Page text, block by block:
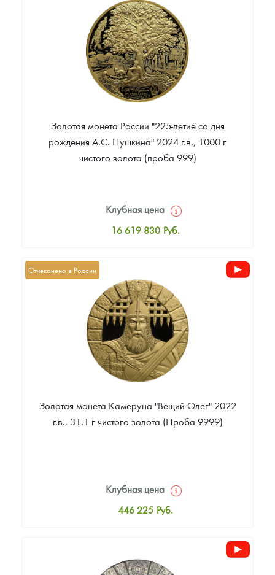
Цена выкупа
Звоните
Золотая монета России "225-летие со дня
рождения А.С. Пушкина" 2024 г.в., 1000 г
чистого золота (проба 999)
Клубная цена
16 619 830 Руб.
Цена выкупа
Звоните
Отчеканено в России
Золотая монета Камеруна "Вещий Олег" 2022
г.в., 31.1 г чистого золота (Проба 9999)
Клубная цена
446 225 Руб.
Цена выкупа